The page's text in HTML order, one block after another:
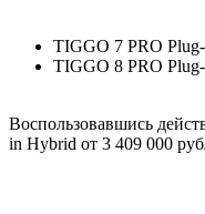
TIGGO 7 PRO
TIGGO 8 PRO
Воспользовавшись
in Hybrid от 3 409 000